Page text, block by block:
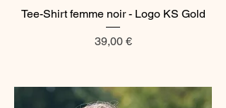
Tee-Shirt femme noir - Logo KS Gold
Prix
39,00 €